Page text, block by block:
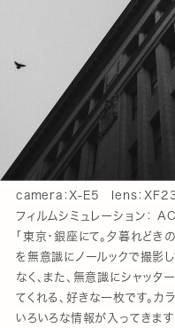
camera：X-E5 lens：
フィルムシミュレーション：
「東京・銀座にて。夕暮れどき
を無意識にノールックで撮影
なく、また、無意識にシャッ
てくれる、好きな一枚です。カ
いろいろな情報が入ってきま